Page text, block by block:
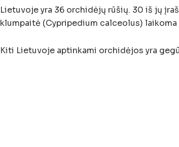
Lietuvoje yra 36 orchidėjų rūšių. 30 iš jų
klumpaitė (Cypripedium calceolus) laikoma
Kiti Lietuvoje aptinkami orchidėjos yra